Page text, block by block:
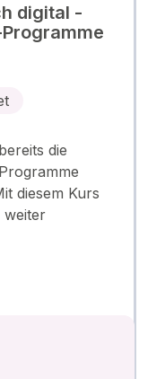
digital -
die
diesem Kurs
weiter